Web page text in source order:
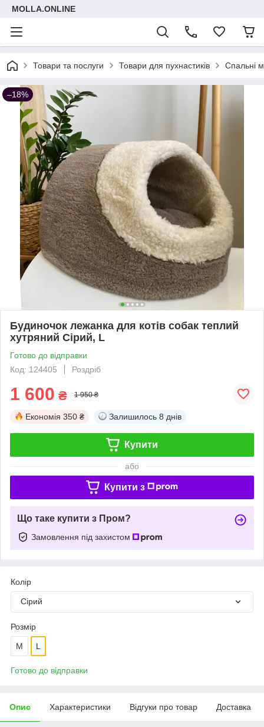
MOLLA.ONLINE
Товари та послуги Товари для пухнастиків Спальні
–18%
Будиночок лежанка для котів собак теплий
хутряний Сірий, L
Готово до відправки
Код: 124405
Роздріб
1 600 ₴ 1 950 ₴
Економія 350 ₴ Залишилось 8 днів
Купити
або
Купити з
Що таке купити з Пром?
Замовлення під захистом
Колір
Сірий
Розмір
M L
Готово до відправки
Опис Характеристики Відгуки про товар Доставка